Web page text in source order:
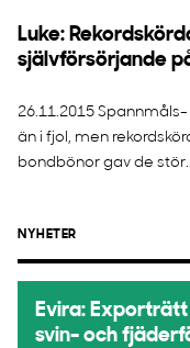
Luke:
självförsörjande
26.11.2015
än i fjol, men
bondbönor gav de
NYHETER
Evira:
svin- och